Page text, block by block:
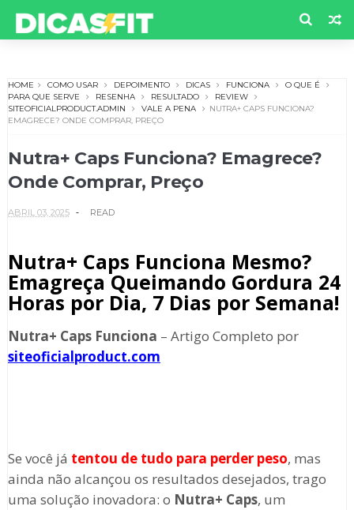
HOME COMO USAR DEPOIMENTO DICAS FUNCIONA
O QUE É
PARA QUE SERVE
RESENHA RESULTADO
REVIEW
SITEOFICIALPRODUCT.ADMIN
VALE A PENA
NUTRA+ CAPS FUNCIONA?
EMAGRECE? ONDE COMPRAR, PREÇO
Nutra+ Caps Funciona? Emagrece?
Onde Comprar, Preço
ABRIL 03, 2025 READ
Nutra+ Caps Funciona Mesmo?
Emagreça Queimando Gordura 24
Horas por Dia, 7 Dias por Semana!
Nutra+ CapsFunciona – Artigo Completo por
siteoficialproduct.com
Se você já tentou de tudo para perder peso, mas
ainda não alcançou os resultados desejados, trago
uma solução inovadora: o Nutra+ Caps, um